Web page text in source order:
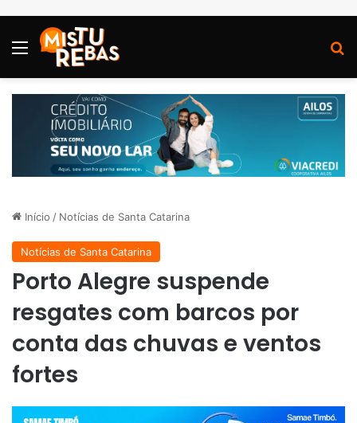
Menu
Início / Notícias de Santa Catarina
Notícias de Santa Catarina
Porto Alegre suspende
resgates com barcos por
conta das chuvas e ventos
fortes